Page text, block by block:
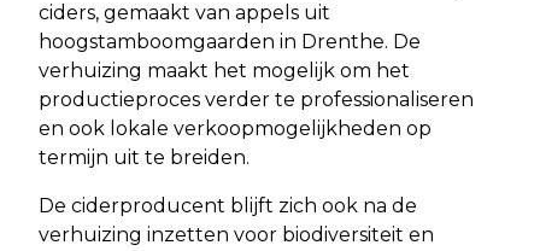
ciders, gemaakt van appels uit
hoogstamboomgaarden in Drenthe. De
verhuizing maakt het mogelijk om het
productieproces verder te professionaliseren
en ook lokale verkoopmogelijkheden op
termijn uit te breiden.
De ciderproducent blijft zich ook na de
verhuizing inzetten voor biodiversiteit en